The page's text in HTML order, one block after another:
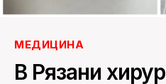
МЕДИЦИНА
В Рязани